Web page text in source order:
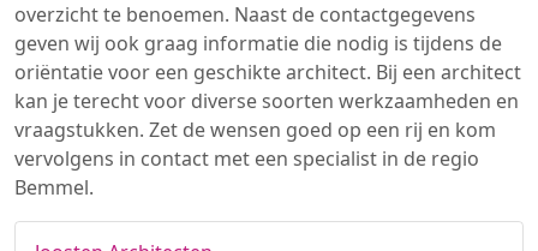
overzicht te benoemen. Naast de contactgegevens
geven wij ook graag informatie die nodig is tijdens de
oriëntatie voor een geschikte architect. Bij een architect
kan je terecht voor diverse soorten werkzaamheden en
vraagstukken. Zet de wensen goed op een rij en kom
vervolgens in contact met een specialist in de regio
Bemmel.